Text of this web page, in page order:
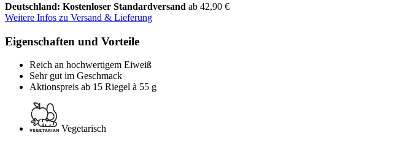
Deutschland: Kostenloser Standardversand ab 42,90 €
Weitere Infos zu Versand & Lieferung
Eigenschaften und Vorteile
Reich an hochwertigem Eiweiß
Sehr gut im Geschmack
Aktionspreis ab 15 Riegel à 55 g
Vegetarisch